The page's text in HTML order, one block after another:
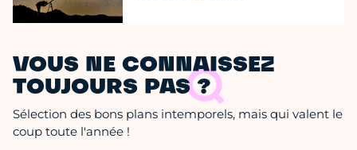
VOUS NE CONNAISSEZ
TOUJOURS PAS ?
Sélection des bons plans intemporels, mais qui valent le
coup toute l'année !